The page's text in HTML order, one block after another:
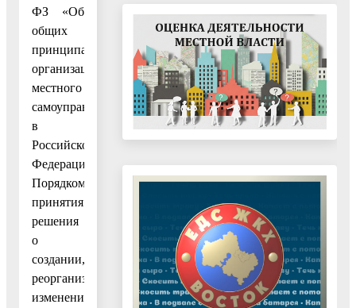
ФЗ «Об
общих
принципах
организации
местного
самоуправления
в
Российской
Федерации»,
Порядком
принятия
решения
о
создании,
реорганизации,
изменения